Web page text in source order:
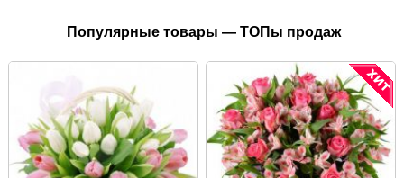
Популярные товары — ТОПы продаж